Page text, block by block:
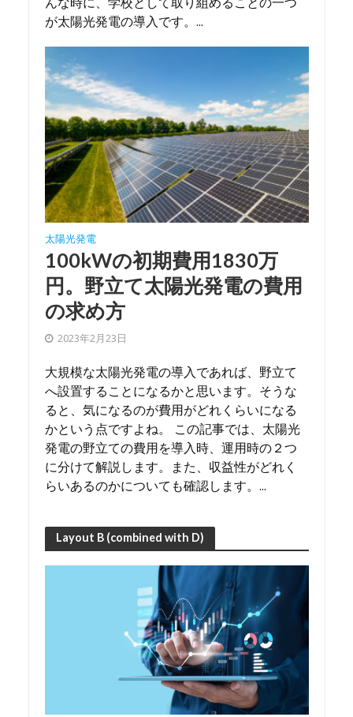
が太陽光発電の導入です。...
太陽光発電
100kWの初期費用1830万
円。野立て太陽光発電の費用
の求め方
2023年2月23日
大規模な太陽光発電の導入であれば、野立て
へ設置することになるかと思います。そうな
ると、気になるのが費用がどれくらいになる
かという点ですよね。 この記事では、太陽光
発電の野立ての費用を導入時、運用時の２つ
に分けて解説します。また、収益性がどれく
らいあるのかについても確認します。...
Layout B (combined with D)